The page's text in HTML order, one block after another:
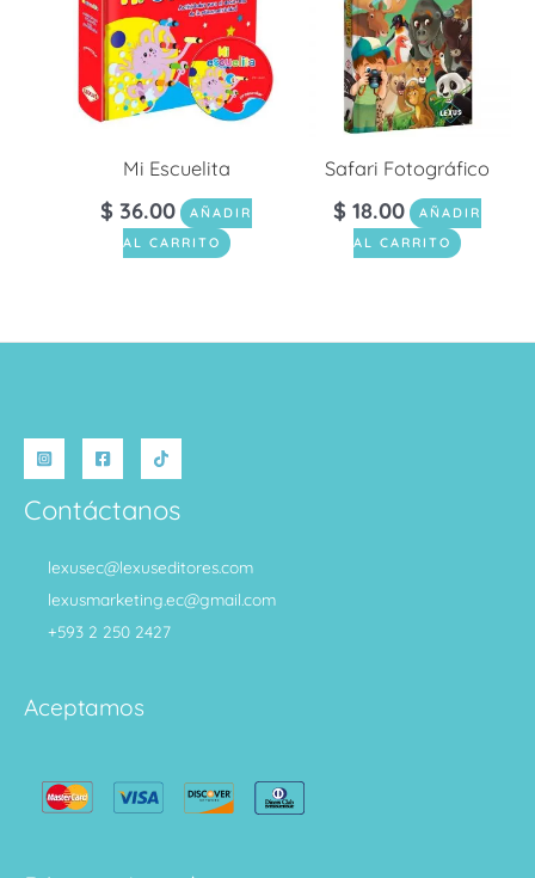
Mi Escuelita
$ 36.00
AÑADIR
AL CARRITO
Safari Fotográfico
$ 18.00
AÑADIR
AL CARRITO
Contáctanos
lexusec@lexuseditores.com
lexusmarketing.ec@gmail.com
+593 2 250 2427
Aceptamos